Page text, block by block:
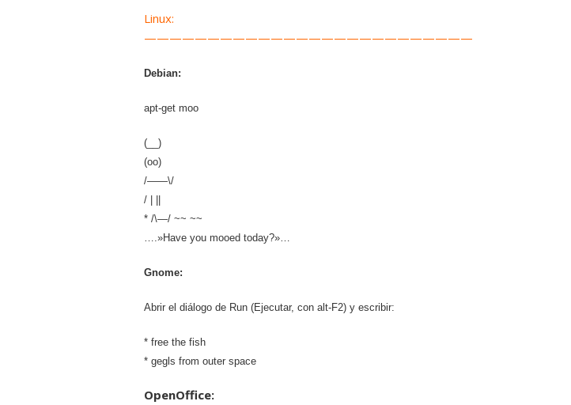
Linux:
——————————————————————————
Debian:
apt-get moo
(__)
(oo)
/——\/
/ | ||
* /\—/ ~~ ~~
….»Have you mooed today?»…
Gnome:
Abrir el diálogo de Run (Ejecutar, con alt-F2) y escribir:
* free the fish
* gegls from outer space
OpenOffice: